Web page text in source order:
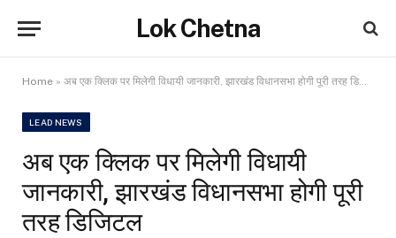
Lok Chetna
Home » अब एक क्लिक पर मिलेगी विधायी जानकारी, झारखंड विधानसभा होगी पूरी तरह डिजिटल
LEAD NEWS
अब एक क्लिक पर मिलेगी विधायी
जानकारी, झारखंड विधानसभा होगी पूरी
तरह डिजिटल